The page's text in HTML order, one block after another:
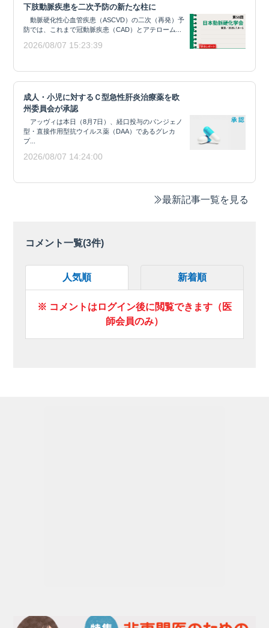
下肢動脈疾患を二次予防の新たな柱に
動脈硬化性心血管疾患（ASCVD）の二次（再発）予
防では、これまで冠動脈疾患（CAD）とアテローム...
2026/08/07 15:23:39
成人・小児に対するＣ型急性肝炎治療薬を欧
州委員会が承認
アッヴィは本日（8月7日）、経口投与のパンジェノ
型・直接作用型抗ウイルス薬（DAA）であるグレカ
プ...
2026/08/07 14:24:00
最新記事一覧を見る
コメント一覧(3件)
人気順 新着順
※ コメントはログイン後に閲覧できます（医
師会員のみ）